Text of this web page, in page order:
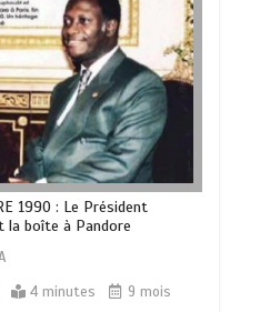
1990 : Le Président
la boîte à Pandore
4 minutes
9 mois